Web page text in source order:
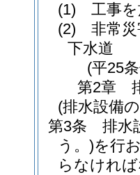
(1)
工事
(2)
非常
下水道
(平25
第2章
(排水設備
第3条
排水
う。)を行
らなけれ